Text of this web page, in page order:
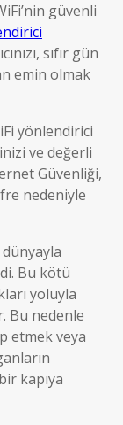
güvenli
sıfır gün
emin olmak
yönlendirici
ve değerli
Güvenliği,
nedeniyle
dünyayla
Bu kötü
yoluyla
Bu nedenle
etmek veya
kapıya